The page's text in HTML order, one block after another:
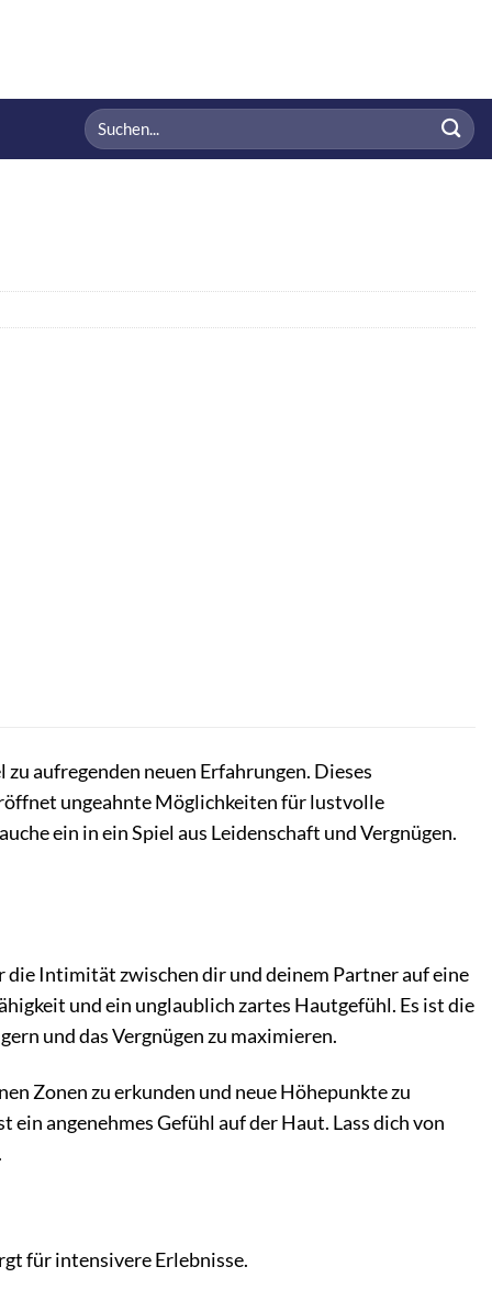
Suchen
nach:
aufregenden neuen Erfahrungen. Dieses
ungeahnte Möglichkeiten für lustvolle
ein in ein Spiel aus Leidenschaft und Vergnügen.
die Intimität zwischen dir und deinem Partner auf eine
und ein unglaublich zartes Hautgefühl. Es ist die
und das Vergnügen zu maximieren.
Zonen zu erkunden und neue Höhepunkte zu
angenehmes Gefühl auf der Haut. Lass dich von
für intensivere Erlebnisse.